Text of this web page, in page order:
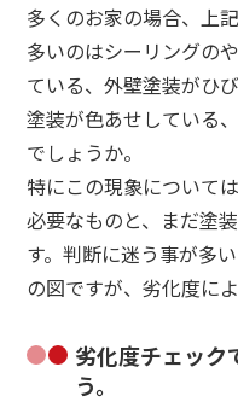
多くのお家の場合、上
多いのはシーリングの
ている、外壁塗装がひ
塗装が色あせしている
でしょうか。
特にこの現象について
必要なものと、まだ塗
す。判断に迷う事が多
の図ですが、劣化度に
劣化度チェック
う。